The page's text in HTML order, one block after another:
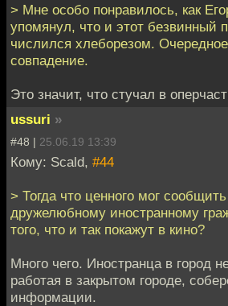
> Мне особо понравилось, как
упомянул, что и этот безвинный
числился хлеборезом.
совпадение.
Это значит, что стучал в
ussuri »
#48 | 25.06.19 13:39
Кому: Scald, #44
> Тогда что ценного мог
дружелюбному иностранному
того, что и так покажут в кино?
Много чего. Иностранца в город
работая в закрытом городе,
информации.